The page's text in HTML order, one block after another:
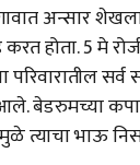
अन्सार
होता. 5 मे
परिवारातील
बेडरुमच्या
त्याचा भाऊ